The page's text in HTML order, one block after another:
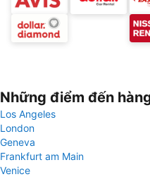
Những điểm đến
Los Angeles
London
Geneva
Frankfurt am Main
Venice